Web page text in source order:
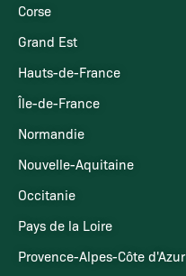
Corse
Grand Est
Hauts-de-France
Île-de-France
Normandie
Nouvelle-Aquitaine
Occitanie
Pays de la Loire
Provence-Alpes-Côte d'Azur